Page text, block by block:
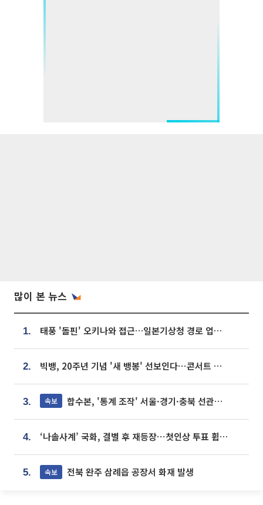
많이 본 뉴스
1. 태풍 '돌핀' 오키나와 접근…일본기상청 경로 업데이트
2. 빅뱅, 20주년 기념 '새 뱅봉' 선보인다⋯콘서트 앞두고 팝업 개최
3. 속보 합수본, '통계 조작' 서울·경기·충북 선관위 등 추가 압수수색
4. ‘나솔사계’ 국화, 결별 후 재등장⋯첫인상 투표 휩쓸고 ‘인기녀’ 등극
5. 속보 전북 완주 삼례읍 공장서 화재 발생